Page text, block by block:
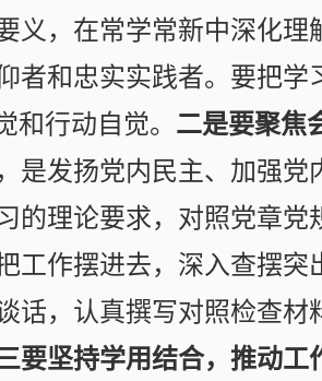
义，在常学常新中深化
者和忠实实践者。要把学
和行动自觉。 二是要聚焦
是发扬党内民主、加强
的理论要求，对照党章
工作摆进去，深入查摆
话，认真撰写对照检查
要坚持学用结合，推动工